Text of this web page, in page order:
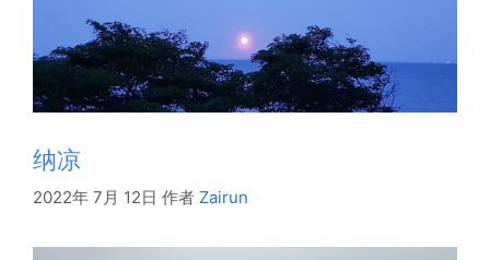
纳凉
2022年 7月 12日 作者 Zairun